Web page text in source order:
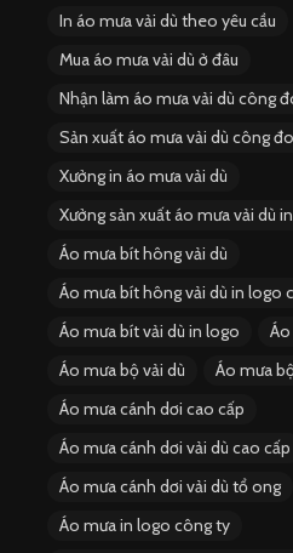
In áo mưa vải dù theo yêu cầu
Mua áo mưa vải dù ở đâu
Nhận làm áo mưa vải dù công
Sản xuất áo mưa vải dù công
Xưởng in áo mưa vải dù
Xưởng sản xuất áo mưa vải dù
Áo mưa bít hông vải dù
Áo mưa bít hông vải dù in logo
Áo mưa bít vải dù in logo
Áo mưa bộ vải dù
Áo mưa
Áo mưa cánh dơi cao cấp
Áo mưa cánh dơi vải dù cao cấp
Áo mưa cánh dơi vải dù tổ ong
Áo mưa in logo công ty